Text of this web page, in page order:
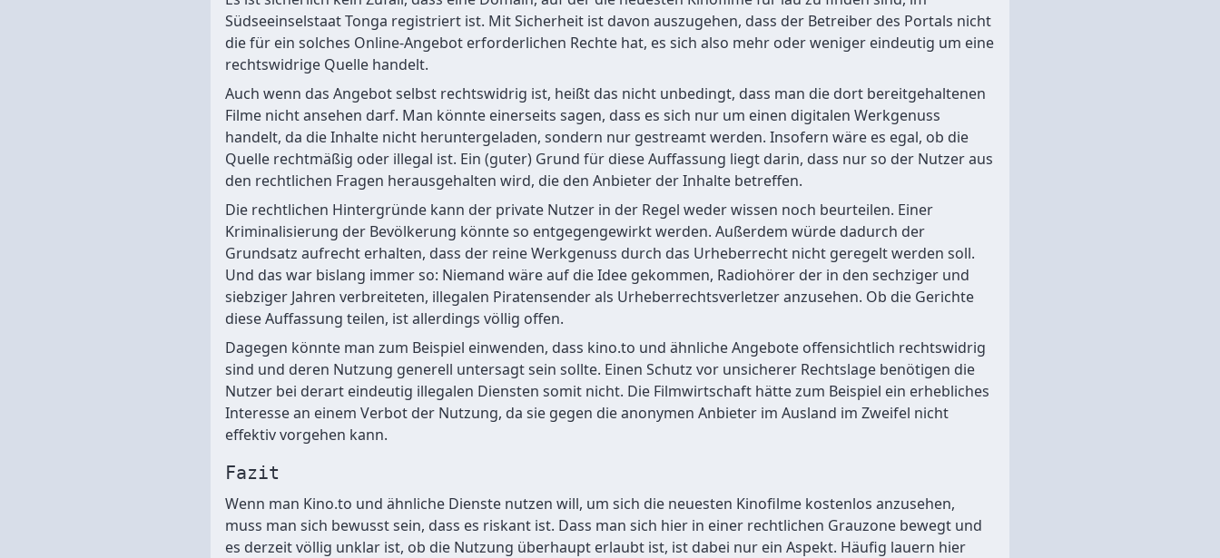
Südseeinselstaat Tonga registriert ist. Mit Sicherheit ist davon auszugehen, dass der Betreiber des Portals nicht
die für ein solches Online-Angebot erforderlichen Rechte hat, es sich also mehr oder weniger eindeutig um eine
rechtswidrige Quelle handelt.
Auch wenn das Angebot selbst rechtswidrig ist, heißt das nicht unbedingt, dass man die dort bereitgehaltenen
Filme nicht ansehen darf. Man könnte einerseits sagen, dass es sich nur um einen digitalen Werkgenuss
handelt, da die Inhalte nicht heruntergeladen, sondern nur gestreamt werden. Insofern wäre es egal, ob die
Quelle rechtmäßig oder illegal ist. Ein (guter) Grund für diese Auffassung liegt darin, dass nur so der Nutzer aus
den rechtlichen Fragen herausgehalten wird, die den Anbieter der Inhalte betreffen.
Die rechtlichen Hintergründe kann der private Nutzer in der Regel weder wissen noch beurteilen. Einer
Kriminalisierung der Bevölkerung könnte so entgegengewirkt werden. Außerdem würde dadurch der
Grundsatz aufrecht erhalten, dass der reine Werkgenuss durch das Urheberrecht nicht geregelt werden soll.
Und das war bislang immer so: Niemand wäre auf die Idee gekommen, Radiohörer der in den sechziger und
siebziger Jahren verbreiteten, illegalen Piratensender als Urheberrechtsverletzer anzusehen. Ob die Gerichte
diese Auffassung teilen, ist allerdings völlig offen.
Dagegen könnte man zum Beispiel einwenden, dass kino.to und ähnliche Angebote offensichtlich rechtswidrig
sind und deren Nutzung generell untersagt sein sollte. Einen Schutz vor unsicherer Rechtslage benötigen die
Nutzer bei derart eindeutig illegalen Diensten somit nicht. Die Filmwirtschaft hätte zum Beispiel ein erhebliches
Interesse an einem Verbot der Nutzung, da sie gegen die anonymen Anbieter im Ausland im Zweifel nicht
effektiv vorgehen kann.
Fazit
Wenn man Kino.to und ähnliche Dienste nutzen will, um sich die neuesten Kinofilme kostenlos anzusehen,
muss man sich bewusst sein, dass es riskant ist. Dass man sich hier in einer rechtlichen Grauzone bewegt und
es derzeit völlig unklar ist, ob die Nutzung überhaupt erlaubt ist, ist dabei nur ein Aspekt. Häufig lauern hier